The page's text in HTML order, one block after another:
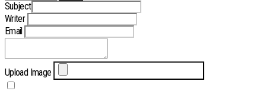
Subject
Writer
Email
Upload Image